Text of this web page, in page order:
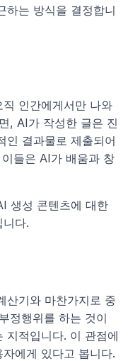
하는 방식을 결정합니
인간에게서만 나와
, AI가 작성한 글은 진
인 결과물로 제출되어
들은 AI가 배움과 창
생성 콘텐츠에 대한
다.
산기와 마찬가지로 중
정행위를 하는 것이
지적입니다. 이 관점에
에게 있다고 봅니다.